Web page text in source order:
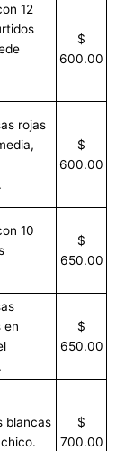
12
$
600.00
rojas
$
600.00
10
$
650.00
en
$
650.00
blancas
$
700.00